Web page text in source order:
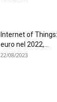
Internet of
euro nel 2022,...
22/08/2023